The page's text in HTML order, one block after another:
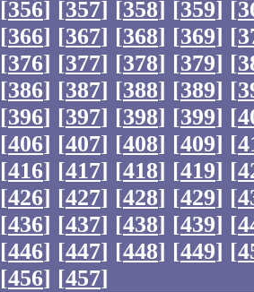
[356] [357] [358] [359] [
[366] [367] [368] [369] [
[376] [377] [378] [379] [
[386] [387] [388] [389] [
[396] [397] [398] [399] [
[406] [407] [408] [409] [
[416] [417] [418] [419] [
[426] [427] [428] [429] [
[436] [437] [438] [439] [
[446] [447] [448] [449] [
[456] [457]